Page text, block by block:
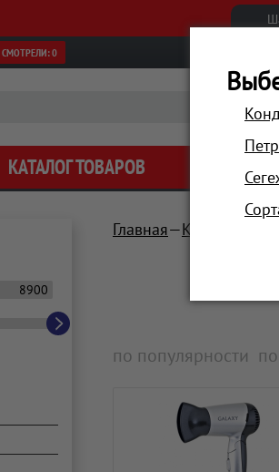
СМОТРЕЛИ:0
КАТАЛОГ ТОВАРОВ АКЦИИ
Главная Красота и
по популярности